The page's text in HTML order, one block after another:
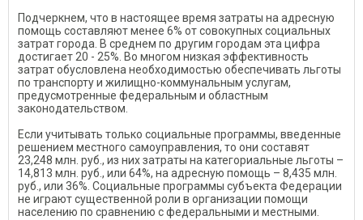
Подчеркнем, что в настоящее время затраты на адресную
помощь составляют менее 6% от совокупных социальных
затрат города. В среднем по другим городам эта цифра
достигает 20 - 25%. Во многом низкая эффективность
затрат обусловлена необходимостью обеспечивать льготы
по транспорту и жилищно-коммунальным услугам,
предусмотренные федеральным и областным
законодательством.
Если учитывать только социальные программы, введенные
решением местного самоуправления, то они составят
23,248 млн. руб., из них затраты на категориальные льготы –
14,813 млн. руб., или 64%, на адресную помощь – 8,435 млн.
руб., или 36%. Социальные программы субъекта Федерации
не играют существенной роли в организации помощи
населению по сравнению с федеральными и местными.